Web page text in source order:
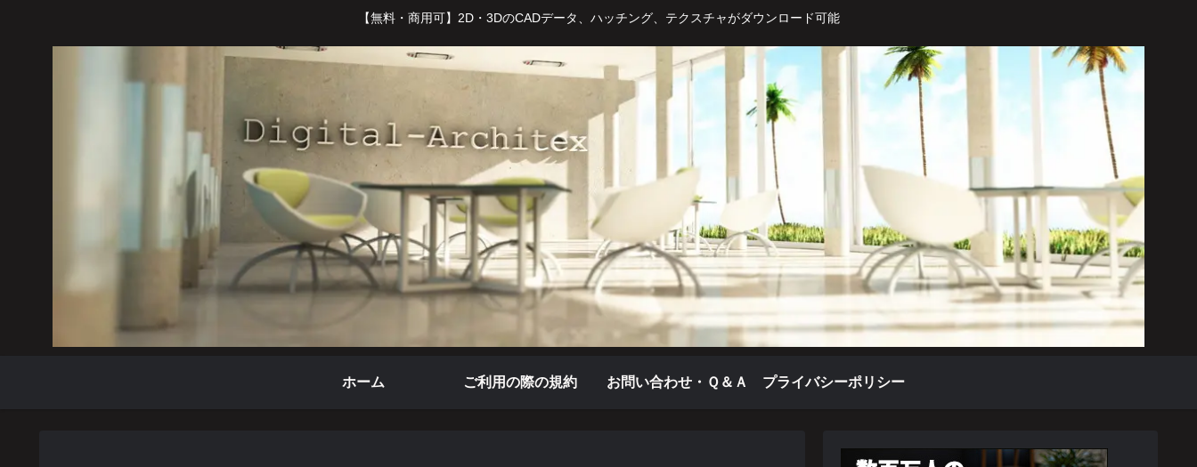
【無料・商用可】2D・3DのCADデータ、ハッチング、テクスチャがダウンロード可能
ホーム ご利用の際の規約 お問い合わせ・Ｑ＆Ａ プライバシーポリシー